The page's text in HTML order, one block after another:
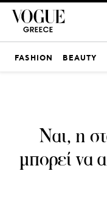
FASHION BEAUTY
Ναι, η
μπορεί να